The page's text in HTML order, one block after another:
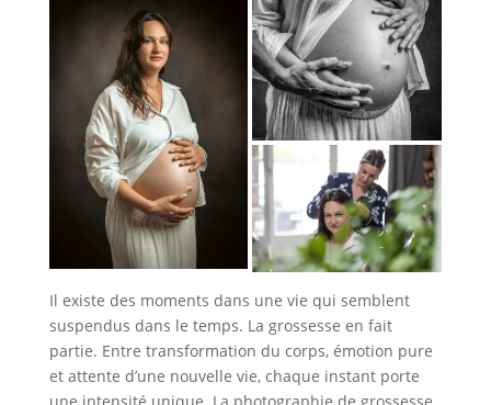
Il existe des moments dans une vie qui semblent
suspendus dans le temps. La grossesse en fait
partie. Entre transformation du corps, émotion pure
et attente d’une nouvelle vie, chaque instant porte
une intensité unique. La photographie de grossesse